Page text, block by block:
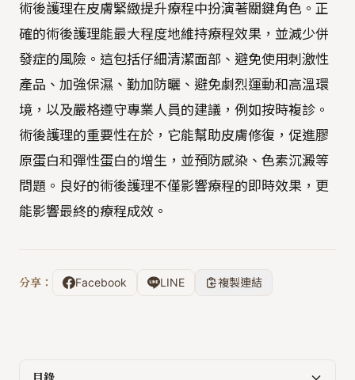
術後護理在皮膚緊緻提升療程中扮演著關鍵角色。正
確的術後護理能最大程度地維持療程效果，並減少併
發症的風險。這包括仔細清潔面部、避免使用刺激性
產品、加強保濕、勤加防曬、避免劇烈運動和高溫環
境，以及嚴格遵守專業人員的建議，例如按時複診。
術後護理的重要性在於，它能幫助皮膚修復，促進膠
原蛋白和彈性蛋白的增生，並預防感染、色素沉澱等
問題。良好的術後護理不僅影響療程的即時效果，更
能影響最終的療程成效。
分享： Facebook LINE 複製連結